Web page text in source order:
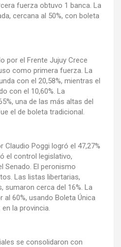
fuerza obtuvo 1 banca. La
cercana al 50%, con boleta
por el Frente Jujuy Crece
como primera fuerza. La
con el 20,58%, mientras el
con el 10,60%. La
una de las más altas del
el de boleta tradicional.
Claudio Poggi logró el 47,27%
el control legislativo,
Senado. El peronismo
Las listas libertarias,
sumaron cerca del 16%. La
60%, usando Boleta Única
la provincia.
se consolidaron con